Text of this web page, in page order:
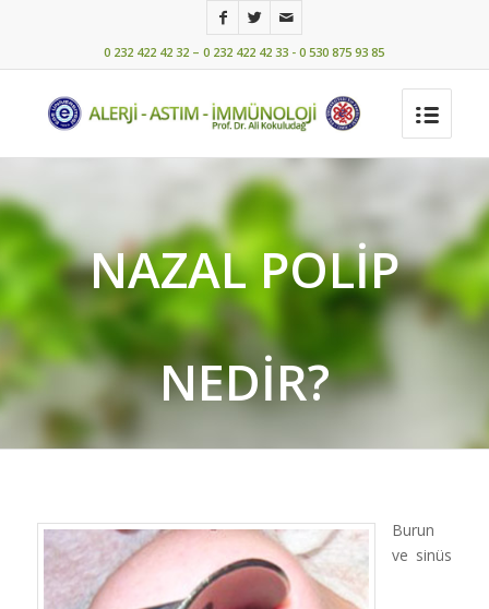
0 232 422 42 32 – 0 232 422 42 33 - 0 530 875 93 85
NAZAL POLIP
NEDIR?
Burun
ve sinüs